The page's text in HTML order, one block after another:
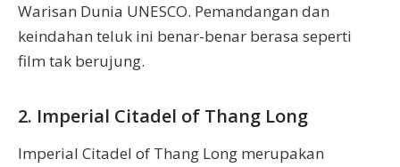
Warisan Dunia UNESCO. Pemandangan dan
keindahan teluk ini benar-benar berasa seperti
film tak berujung.
2. Imperial Citadel of Thang Long
Imperial Citadel of Thang Long merupakan